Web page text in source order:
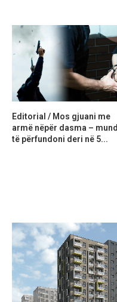
Editorial / Mos gjuani me
armë nëpër dasma – mund
të përfundoni deri në 5...